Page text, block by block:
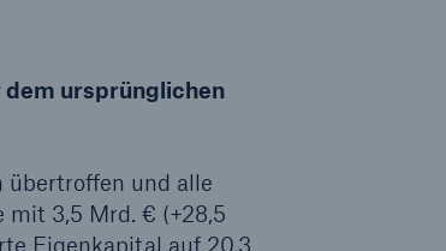
dem ursprünglichen
und alle
mit 3,5 Mrd. € (+28,5
Eigenkapital auf 20,3
bn
im Jahr 2018